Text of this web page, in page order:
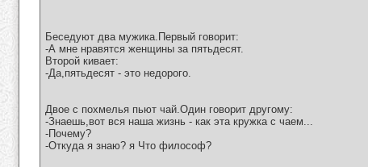
Беседуют два мужика.Первый говорит:
-А мне нравятся женщины за пятьдесят.
Второй кивает:
-Да,пятьдесят - это недорого.
Двое с похмелья пьют чай.Один говорит другому:
-Знаешь,вот вся наша жизнь - как эта кружка с чаем...
-Почему?
-Откуда я знаю? я Что философ?